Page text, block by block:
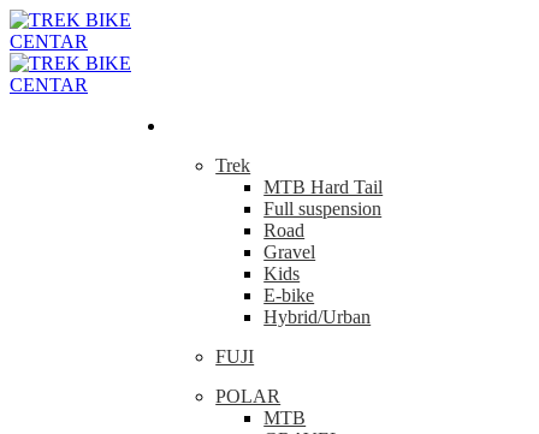
Trek
MTB Hard Tail
Full suspension
Road
Gravel
Kids
E-bike
Hybrid/Urban
FUJI
POLAR
MTB